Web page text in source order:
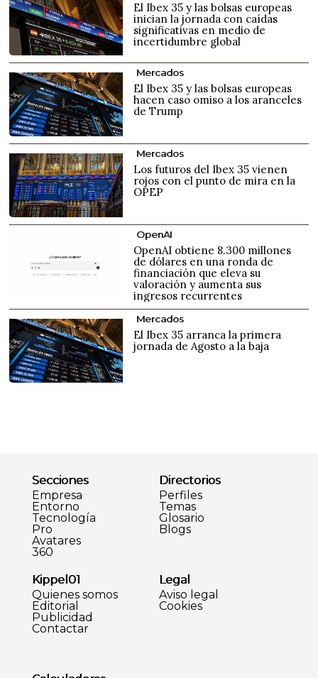
El Ibex 35 y las bolsas europeas
inician la jornada con caídas
significativas en medio de
incertidumbre global
Mercados
El Ibex 35 y las bolsas europeas
hacen caso omiso a los aranceles
de Trump
Mercados
Los futuros del Ibex 35 vienen
rojos con el punto de mira en la
OPEP
OpenAI
OpenAI obtiene 8.300 millones
de dólares en una ronda de
financiación que eleva su
valoración y aumenta sus
ingresos recurrentes
Mercados
El Ibex 35 arranca la primera
jornada de Agosto a la baja
Secciones
Empresa
Entorno
Tecnología
Pro
Avatares
360
Directorios
Perfiles
Temas
Glosario
Blogs
Kippel01
Quienes somos
Editorial
Publicidad
Contactar
Legal
Aviso legal
Cookies